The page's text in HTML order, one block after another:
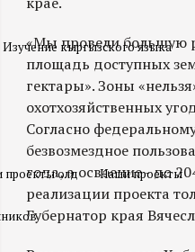
Изучение кыргызского языка
проекты олд Наши проекты
«Мы провели большую
площадь доступных
гектары». Зоны
охотхозяйственных
Согласно
безвозмездное
года, а освоение - до
реализации проекта
Губернатор края